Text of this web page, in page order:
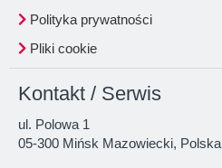
Polityka prywatności
Pliki cookie
Kontakt / Serwis
ul. Polowa 1
05-300 Mińsk Mazowiecki, Polska